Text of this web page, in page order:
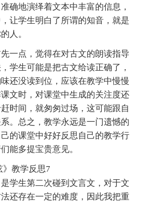
确地演绎着文本中丰富的信息，
让学生明白了所谓的知音，就是
人。
一点，觉得在对古文的朗读指导
学生可能是把古文给读正确了，
还没读到位，应该在教学中慢慢
文时，对课堂中生成的关注度还
时间，就匆匆过场，这可能跟自
。总之，教学永远是一门遗憾的
的课堂中好好反思自己的教学行
能多提宝贵意见。
》教学反思7
学生第二次碰到文言文，对于文
还存在一定的难度，因此我把重